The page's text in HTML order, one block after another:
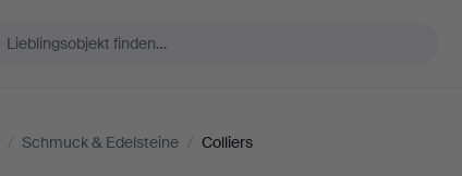
/ Schmuck & Edelsteine / Colliers